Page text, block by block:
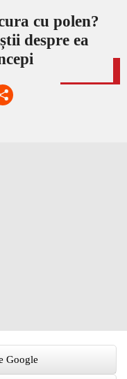
cu polen?
despre ea
Google